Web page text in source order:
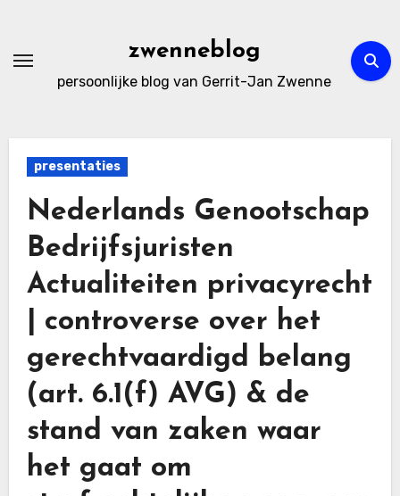
de
zwenneblog
persoonlijke blog van Gerrit-Jan Zwenne
presentaties
Nederlands Genootschap
Bedrijfsjuristen
Actualiteiten privacyrecht
| controverse over het
gerechtvaardigd belang
(art. 6.1(f) AVG) & de
stand van zaken waar
het gaat om